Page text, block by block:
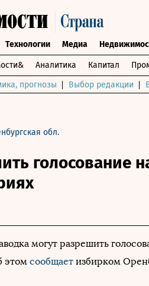
Технологии Медиа
Аналитика Капитал
прогнозы Выбор редакции
обл.
голосование
могут разрешить
этом сообщает избирком